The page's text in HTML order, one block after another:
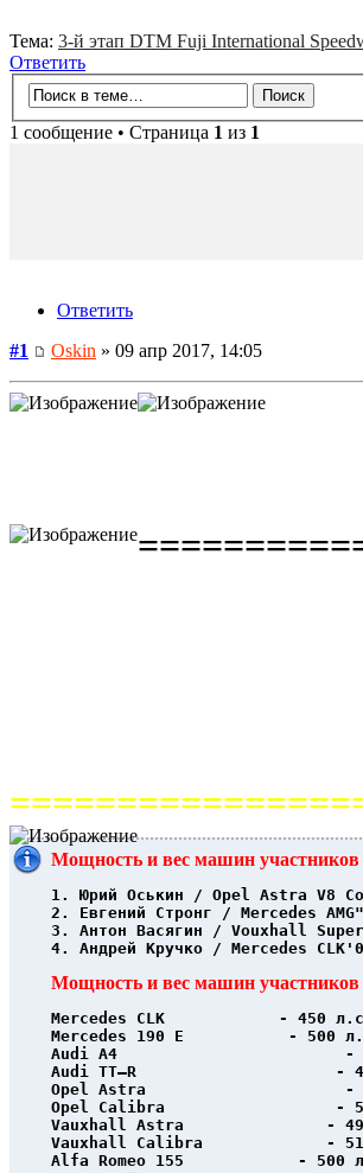
Тема: 3-й этап DTM Fuji International
Ответить
1 сообщение • Страница 1 из 1
Ответить
#1
Oskin » 09 апр 2017, 14:05
Мощность и вес машин участников
1. Юрий Оськин / Opel Astra V8
2. Евгений Стронг / Mercedes
3. Антон Васягин / Vouxhall
4. Андрей Кручко / Mercedes
Мощность и вес машин
Mercedes CLK            - 450
Mercedes 190 E           - 500
Audi A4                        -
Audi TT–R                     -
Opel Astra                     -
Opel Calibra                  -
Vauxhall Astra               -
Vauxhall Calibra             -
Alfa Romeo 155            - 500